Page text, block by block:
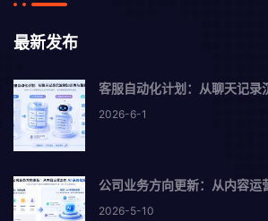
最新发布
客服自动化计划：从聊天记录
2026-6-1
公司业务方向更新：从内容运
2026-5-10